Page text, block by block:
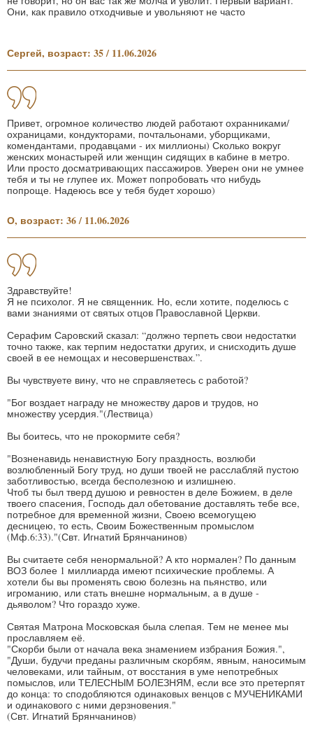
Они, как правило отходчивые и увольняют не часто
Сергей, возраст: 35 / 11.06.2026
Привет, огромное количество людей работают охранниками/
охраницами, кондукторами, почтальонами, уборщиками,
комендантами, продавцами - их миллионы) Сколько вокруг
женских монастырей или женщин сидящих в кабине в метро.
Или просто досматривающих пассажиров. Уверен они не умнее
тебя и ты не глупее их. Может попробовать что нибудь
попроще. Надеюсь все у тебя будет хорошо)
О, возраст: 36 / 11.06.2026
Здравствуйте!
Я не психолог. Я не священник. Но, если хотите, поделюсь с
вами знаниями от святых отцов Православной Церкви.
Серафим Саровский сказал: “должно терпеть свои недостатки
точно также, как терпим недостатки других, и снисходить душе
своей в ее немощах и несовершенствах.”.
Вы чувствуете вину, что не справляетесь с работой?
"Бог воздает награду не множеству даров и трудов, но
множеству усердия."(Лествица)
Вы боитесь, что не прокормите себя?
"Возненавидь ненавистную Богу праздность, возлюби
возлюбленный Богу труд, но души твоей не расслабляй пустою
заботливостью, всегда бесполезною и излишнею.
Чтоб ты был тверд душою и ревностен в деле Божием, в деле
твоего спасения, Господь дал обетование доставлять тебе все,
потребное для временной жизни, Своею всемогущею
десницею, то есть, Своим Божественным промыслом
(Мф.6:33)."(Свт. Игнатий Брянчанинов)
Вы считаете себя ненормальной? А кто нормален? По данным
ВОЗ более 1 миллиарда имеют психические проблемы. А
хотели бы вы променять свою болезнь на пьянство, или
игроманию, или стать внешне нормальным, а в душе -
дьяволом? Что гораздо хуже.
Святая Матрона Московская была слепая. Тем не менее мы
прославляем её.
"Скорби были от начала века знамением избрания Божия.",
"Души, будучи преданы различным скорбям, явным, наносимым
человеками, или тайным, от восстания в уме непотребных
помыслов, или ТЕЛЕСНЫМ БОЛЕЗНЯМ, если все это претерпят
до конца: то сподобляются одинаковых венцов с МУЧЕНИКАМИ
и одинакового с ними дерзновения."
(Свт. Игнатий Брянчанинов)